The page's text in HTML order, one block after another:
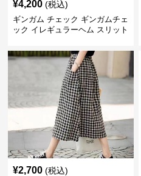
¥4,200 (税込)
ギンガム チェック ギンガムチェ
ック イレギュラーヘム スリット
¥2,700 (税込)